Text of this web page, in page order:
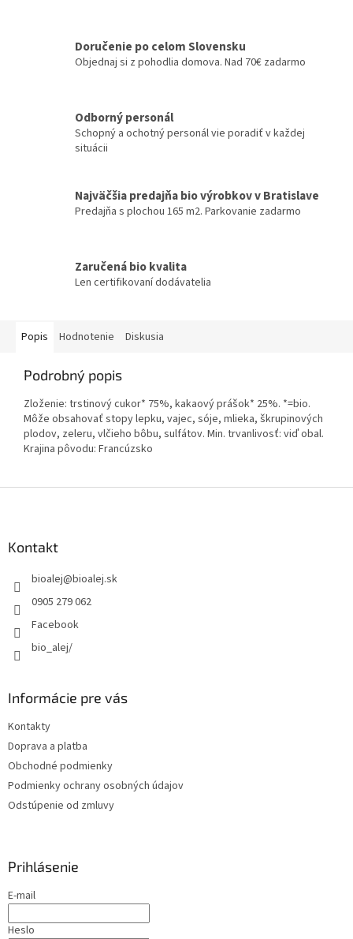
Doručenie po celom Slovensku
Objednaj si z pohodlia domova. Nad 70€ zadarmo
Odborný personál
Schopný a ochotný personál vie poradiť v každej
situácii
Najväčšia predajňa bio výrobkov v Bratislave
Predajňa s plochou 165 m2. Parkovanie zadarmo
Zaručená bio kvalita
Len certifikovaní dodávatelia
Popis Hodnotenie Diskusia
Podrobný popis
Zloženie: trstinový cukor* 75%, kakaový prášok* 25%. *=bio.
Môže obsahovať stopy lepku, vajec, sóje, mlieka, škrupinových
plodov, zeleru, vlčieho bôbu, sulfátov. Min. trvanlivosť: viď obal.
Krajina pôvodu: Francúzsko
Kontakt
bioalej@bioalej.sk
0905 279 062
Facebook
bio_alej/
Informácie pre vás
Kontakty
Doprava a platba
Obchodné podmienky
Podmienky ochrany osobných údajov
Odstúpenie od zmluvy
Prihlásenie
E-mail
Heslo